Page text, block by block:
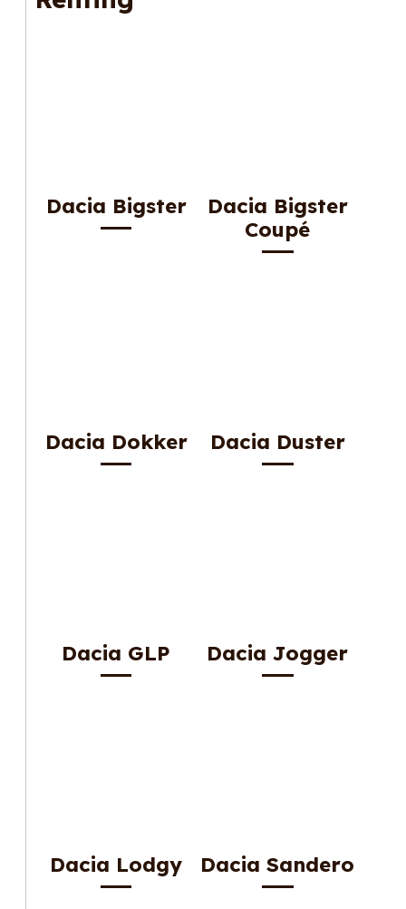
Dacia Bigster
Dacia Bigster
Coupé
Dacia Dokker Dacia Duster
Dacia GLP Dacia Jogger
Dacia Lodgy Dacia Sandero